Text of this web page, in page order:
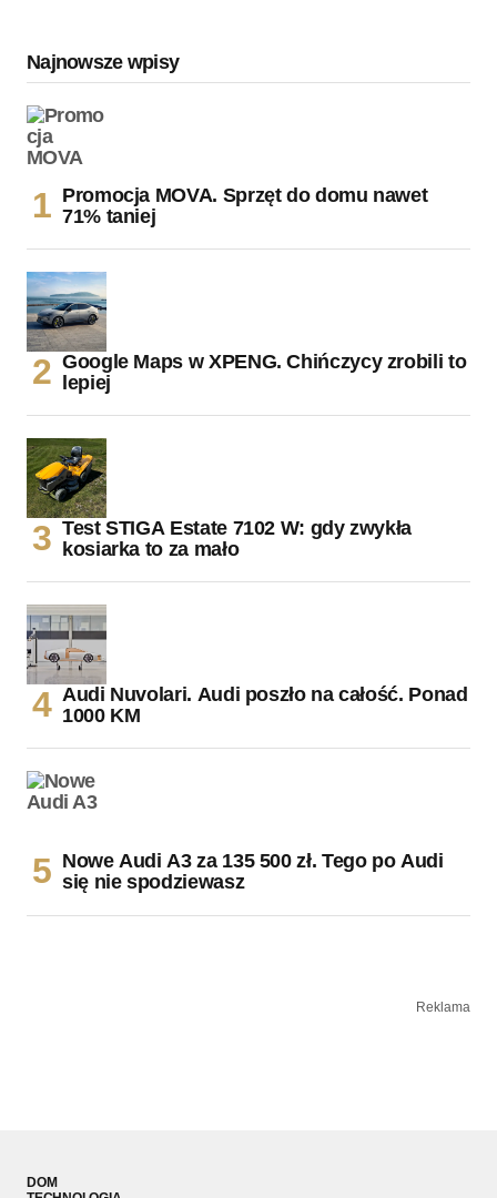
Najnowsze wpisy
Promocja MOVA. Sprzęt do domu nawet
71% taniej
Google Maps w XPENG. Chińczycy zrobili to
lepiej
Test STIGA Estate 7102 W: gdy zwykła
kosiarka to za mało
Audi Nuvolari. Audi poszło na całość. Ponad
1000 KM
Nowe Audi A3 za 135 500 zł. Tego po Audi
się nie spodziewasz
Reklama
DOM